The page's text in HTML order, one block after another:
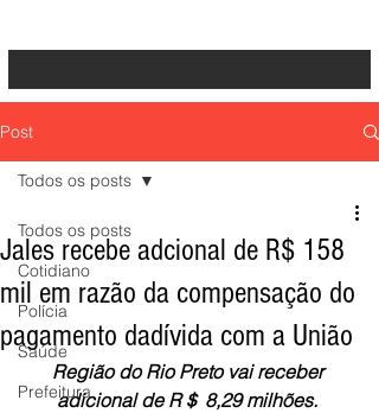
Post
Todos os posts
Cotidiano
Polícia
Saúde
Prefeitura
Todos os posts
Jales recebe adcional de R$ 158
mil em razão da compensação do
pagamento dadívida com a União
Região do Rio Preto vai receber
adicional de R＄ 8,29 milhões.